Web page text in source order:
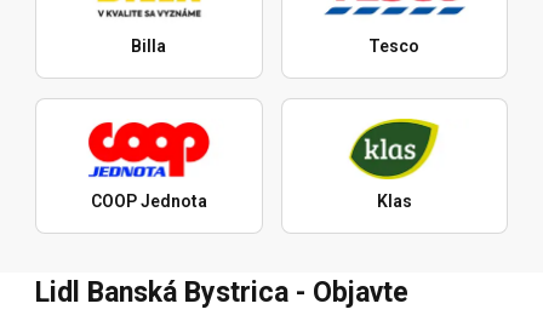
Billa Tesco
COOP Jednota Klas
Lidl Banská Bystrica - Objavte